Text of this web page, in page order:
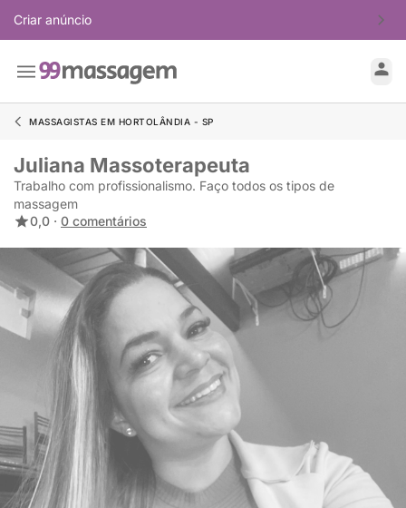
Criar anúncio
MASSAGISTAS EM HORTOLÂNDIA - SP
Juliana Massoterapeuta
Trabalho com profissionalismo. Faço todos os tipos de
massagem
0,0 · 0 comentários